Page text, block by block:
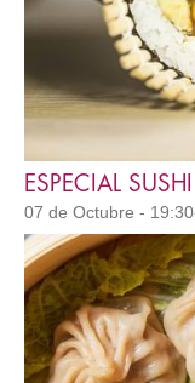
ESPECIAL
07 de Octubre -